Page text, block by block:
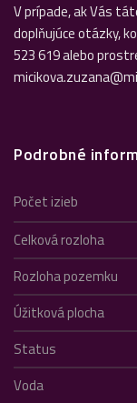
V prípade, ak Vás
doplňujúce otázky,
523 619 alebo
Podrobné
Počet izieb
Celková rozloha
Rozloha pozemku
Úžitková plocha
Status
Voda